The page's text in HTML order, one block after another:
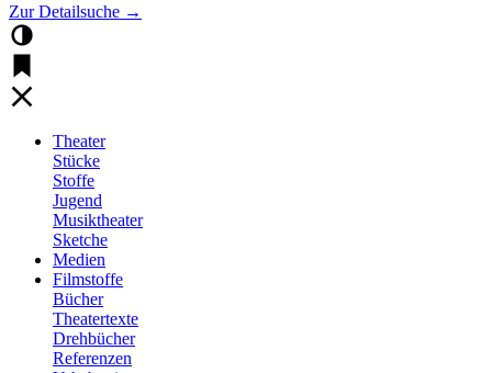
Zur Detailsuche →
Theater
Stücke
Stoffe
Jugend
Musiktheater
Sketche
Medien
Filmstoffe
Bücher
Theatertexte
Drehbücher
Referenzen